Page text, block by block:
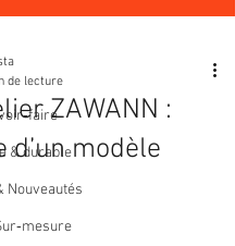
& durable
Nouveautés
ZAWANN :
d’un modèle
de lecture